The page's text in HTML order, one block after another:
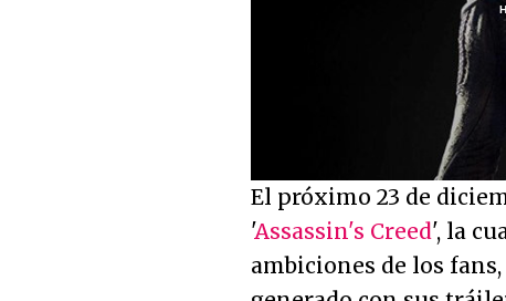
El próximo 23 de
'Assassin's Creed', la
ambiciones de los